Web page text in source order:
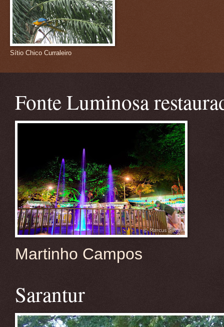
Sítio Chico Curraleiro
Fonte Luminosa
Martinho Campos
Sarantur